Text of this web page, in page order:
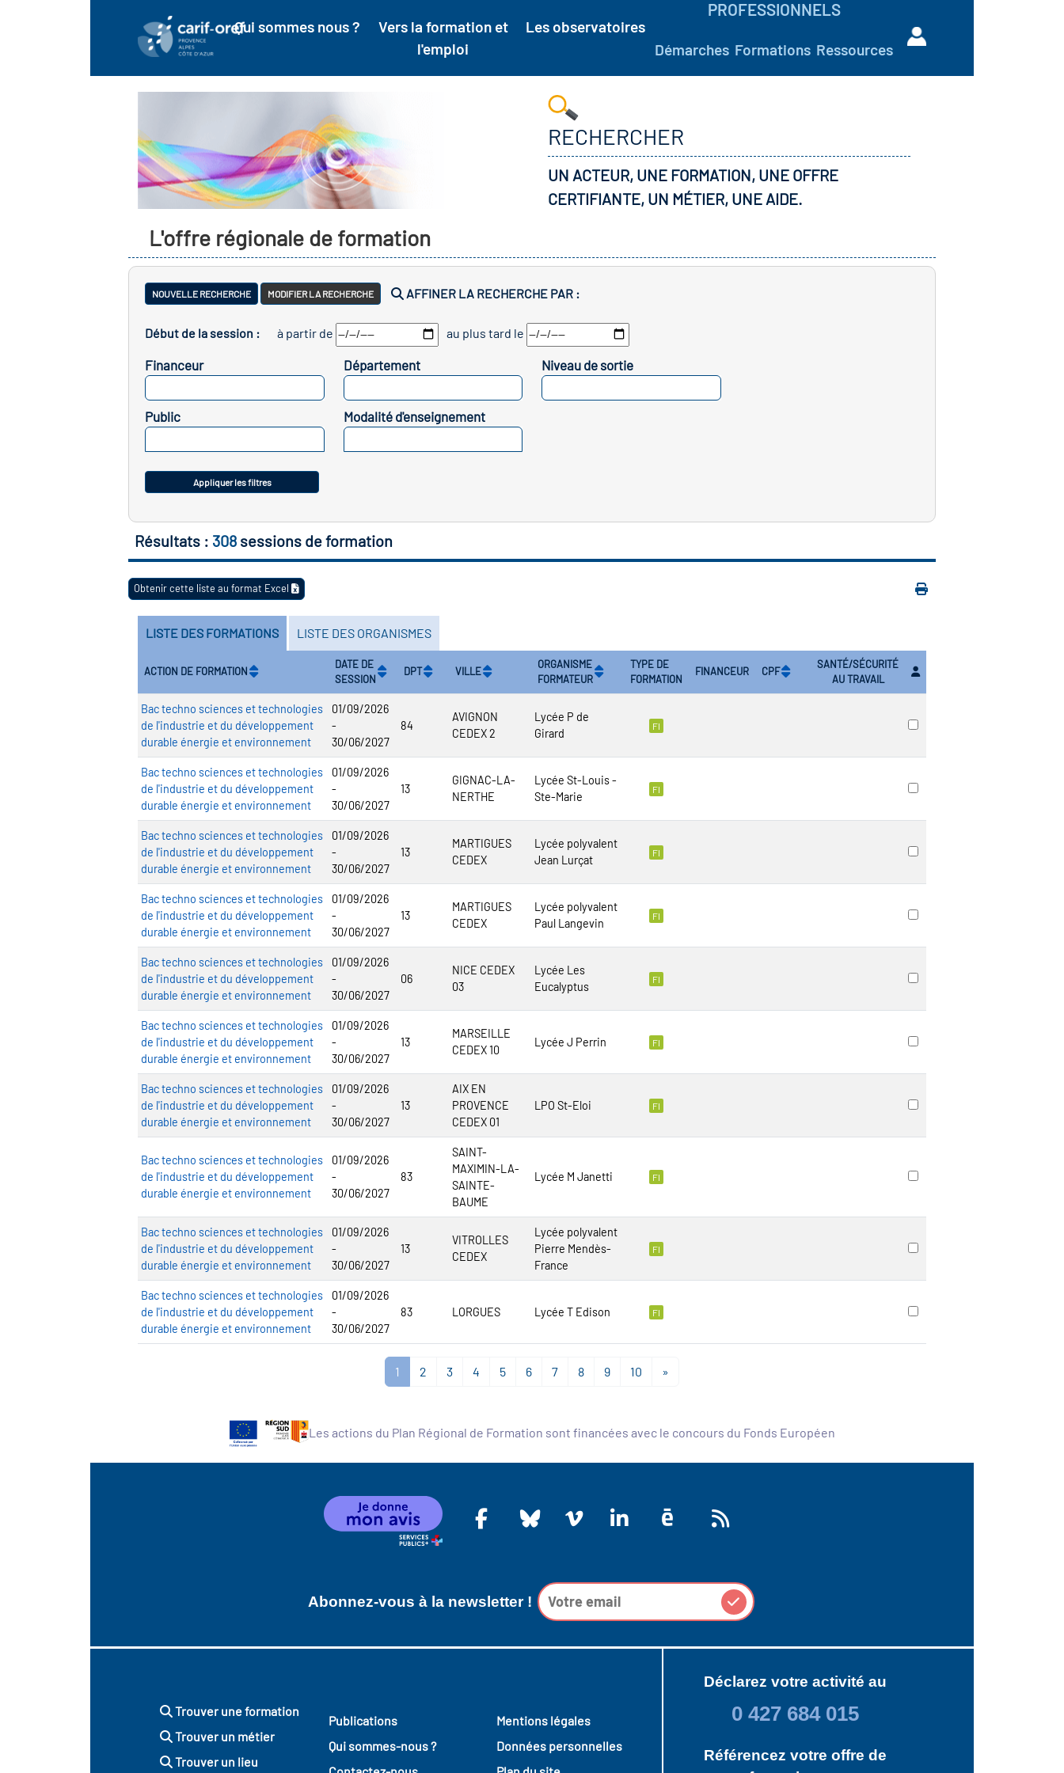
Qui sommes nous ?
Vers la formation et
l'emploi
Les observatoires
PROFESSIONNELS
Démarches Formations Ressources
RECHERCHER
UN ACTEUR, UNE FORMATION, UNE OFFRE
CERTIFIANTE, UN MÉTIER, UNE AIDE.
L'offre régionale de formation
NOUVELLE RECHERCHE MODIFIER LA RECHERCHE AFFINER LA RECHERCHE PAR :
Début de la session : à partir de au plus tard le
Financeur Département Niveau de sortie
Public Modalité d'enseignement
Appliquer les filtres
Résultats : 308 sessions de formation
Obtenir cette liste au format Excel
LISTE DES FORMATIONS LISTE DES ORGANISMES
ACTION DE FORMATION
DATE DE
SESSION
DPT VILLE
ORGANISME
FORMATEUR
TYPE DE
FORMATION
FINANCEUR CPF
SANTÉ/SÉCURITÉ
AU TRAVAIL
Bac techno sciences et technologies
de l'industrie et du développement
durable énergie et environnement
01/09/2026
-
30/06/2027
84
AVIGNON
CEDEX 2
Lycée P de
Girard
FI
Bac techno sciences et technologies
de l'industrie et du développement
durable énergie et environnement
01/09/2026
-
30/06/2027
13
GIGNAC-LA-
NERTHE
Lycée St-Louis -
Ste-Marie
FI
Bac techno sciences et technologies
de l'industrie et du développement
durable énergie et environnement
01/09/2026
-
30/06/2027
13
MARTIGUES
CEDEX
Lycée polyvalent
Jean Lurçat
FI
Bac techno sciences et technologies
de l'industrie et du développement
durable énergie et environnement
01/09/2026
-
30/06/2027
13
MARTIGUES
CEDEX
Lycée polyvalent
Paul Langevin
FI
Bac techno sciences et technologies
de l'industrie et du développement
durable énergie et environnement
01/09/2026
-
30/06/2027
06
NICE CEDEX
03
Lycée Les
Eucalyptus
FI
Bac techno sciences et technologies
de l'industrie et du développement
durable énergie et environnement
01/09/2026
-
30/06/2027
13
MARSEILLE
CEDEX 10
Lycée J Perrin FI
Bac techno sciences et technologies
de l'industrie et du développement
durable énergie et environnement
01/09/2026
-
30/06/2027
13
AIX EN
PROVENCE
CEDEX 01
LPO St-Eloi FI
Bac techno sciences et technologies
de l'industrie et du développement
durable énergie et environnement
01/09/2026
-
30/06/2027
83
SAINT-
MAXIMIN-LA-
SAINTE-
BAUME
Lycée M Janetti FI
Bac techno sciences et technologies
de l'industrie et du développement
durable énergie et environnement
01/09/2026
-
30/06/2027
13
VITROLLES
CEDEX
Lycée polyvalent
Pierre Mendès-
France
FI
Bac techno sciences et technologies
de l'industrie et du développement
durable énergie et environnement
01/09/2026
-
30/06/2027
83 LORGUES Lycée T Edison FI
1 2 3 4 5 6 7 8 9 10 »
Les actions du Plan Régional de Formation sont financées avec le concours du Fonds Européen
Abonnez-vous à la newsletter !
Trouver une formation
Trouver un métier
Trouver un lieu
Publications
Qui sommes-nous ?
Mentions légales
Données personnelles
Déclarez votre activité au
0 427 684 015
Référencez votre offre de